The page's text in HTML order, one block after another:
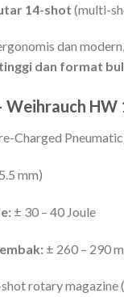
14-shot (multi-
dan
dan format
Weihrauch HW
Charged
mm)
± 30 – 40 Joule
± 260 – 290
rotary magazine